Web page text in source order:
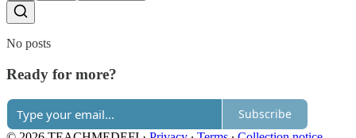
No posts
Ready for more?
Subscribe